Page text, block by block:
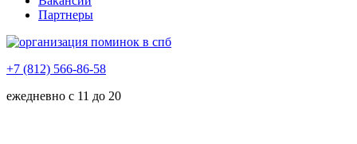
Партнеры
+7 (812) 566-86-58
ежедневно с 11 до 20